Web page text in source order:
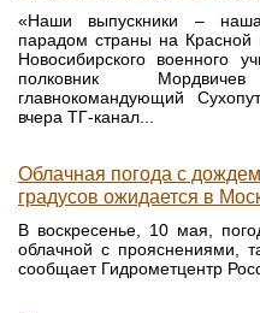
«Наши выпускники –
парадом страны на Красной
Новосибирского военного
полковник
главнокомандующий
вчера ТГ-канал...
Облачная погода с
градусов ожидается в
В воскресенье, 10 мая,
облачной с прояснениями,
сообщает Гидрометцентр